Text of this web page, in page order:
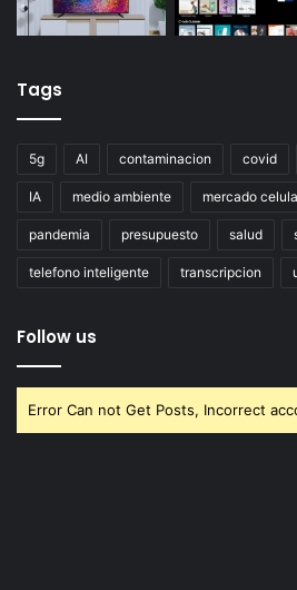
Tags
5g AI contaminacion covid
IA medio ambiente mercado
pandemia presupuesto salud
telefono inteligente transcripcion
Follow us
Error Can not Get Posts, Incorrect